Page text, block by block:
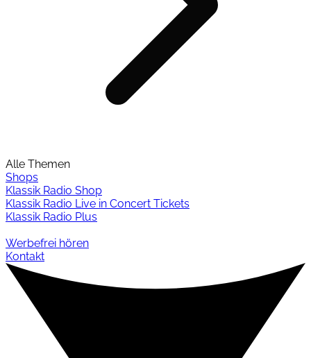
Alle Themen
Shops
Klassik Radio Shop
Klassik Radio Live in Concert Tickets
Klassik Radio Plus
Werbefrei hören
Kontakt